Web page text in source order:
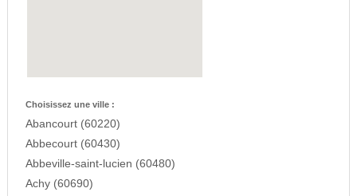
Choisissez une ville :
Abancourt (60220)
Abbecourt (60430)
Abbeville-saint-lucien (60480)
Achy (60690)